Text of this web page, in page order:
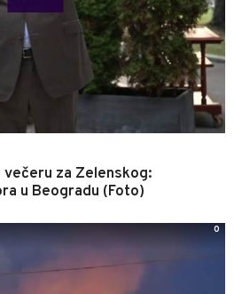
za Zelenskog:
u Beogradu (Foto)
0